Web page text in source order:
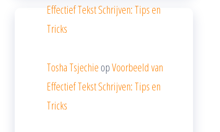
Effectief Tekst Schrijven: Tips en
Tricks
Tosha Tsjechie opVoorbeeld van
Effectief Tekst Schrijven: Tips en
Tricks